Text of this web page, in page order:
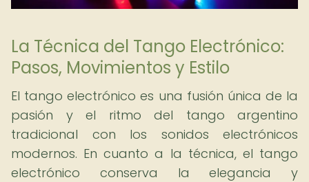
La Técnica del Tango Electrónico:
Pasos, Movimientos y Estilo
El tango electrónico es una fusión única de la
pasión y el ritmo del tango argentino
tradicional con los sonidos electrónicos
modernos. En cuanto a la técnica, el tango
electrónico conserva la elegancia y